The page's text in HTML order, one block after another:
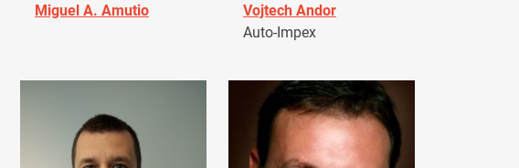
Miguel A. Amutio
Vojtech Andor
Auto-Impex